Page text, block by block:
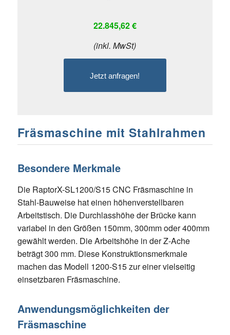
22.845,62 €
(inkl. MwSt)
Fräsmaschine mit Stahlrahmen
Besondere Merkmale
Die RaptorX-SL1200/S15 CNC Fräsmaschine in
Stahl-Bauweise hat einen höhenverstellbaren
Arbeitstisch. Die Durchlasshöhe der Brücke kann
variabel in den Größen 150mm, 300mm oder 400mm
gewählt werden. Die Arbeitshöhe in der Z-Ache
beträgt 300 mm. Diese Konstruktionsmerkmale
machen das Modell 1200-S15 zur einer vielseitig
einsetzbaren Fräsmaschine.
Anwendungsmöglichkeiten der
Fräsmaschine